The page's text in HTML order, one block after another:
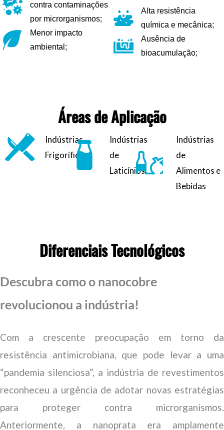
contra contaminações
por microrganismos;
Menor impacto
ambiental;
Alta resistência
química e mecânica;
Ausência de
bioacumulação;
Áreas de Aplicação
Indústrias
Frigoríficas
Indústrias
de
Laticínios
Indústrias
de
Alimentos e
Bebidas
Diferenciais Tecnológicos
Descubra como o nanocobre
revolucionou a indústria!
Com a crescente preocupação em torno da
resistência antimicrobiana, que pode levar a uma
“pandemia silenciosa”, a indústria de revestimentos
reconheceu a urgência de adotar novas estratégias
para proteger contra microrganismos.
Anteriormente, a nanoprata era amplamente